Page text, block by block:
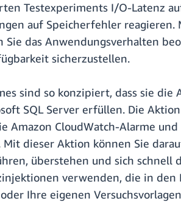
Testexperiments I/O-Latenz
auf Speicherfehler
Sie das Anwendungsverhalten
sicherzustellen.
sind so konzipiert, dass sie
SQL Server erfüllen. Die
Amazon CloudWatch-Alarme
dieser Aktion können Sie
überstehen und sich schnell
verwenden, die in den
Ihre eigenen